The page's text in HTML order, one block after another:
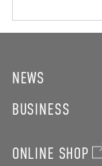
NEWS
BUSINESS
ONLINE SHOP